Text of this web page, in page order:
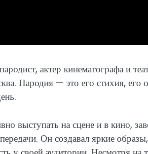
актер кинематографа и
Пародия — это его стихия, его
выступать на сцене и в кино,
Он создавал яркие